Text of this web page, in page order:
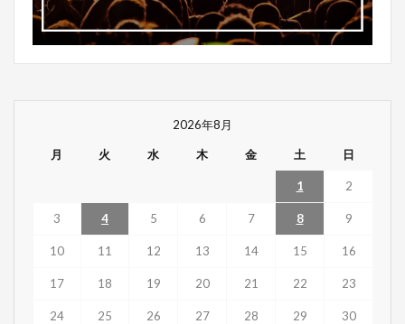
2026年8月
月 火 水 木 金 土 日
1 2
3 4 5 6 7 8 9
10 11 12 13 14 15 16
17 18 19 20 21 22 23
24 25 26 27 28 29 30